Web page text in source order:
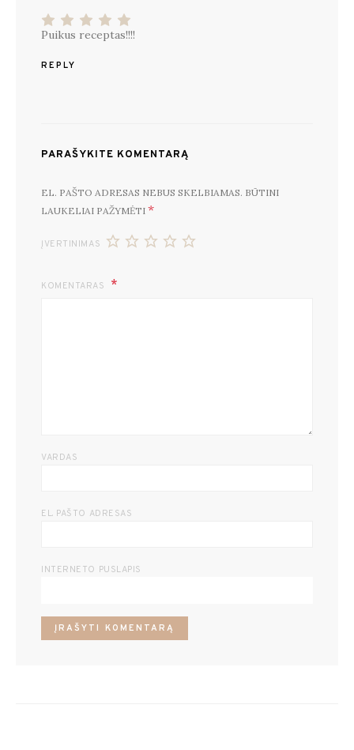
Puikus receptas!!!!
REPLY
PARAŠYKITE KOMENTARĄ
EL. PAŠTO ADRESAS NEBUS SKELBIAMAS. BŪTINI
LAUKELIAI PAŽYMĖTI *
ĮVERTINIMAS
KOMENTARAS
VARDAS
EL. PAŠTO ADRESAS
INTERNETO PUSLAPIS